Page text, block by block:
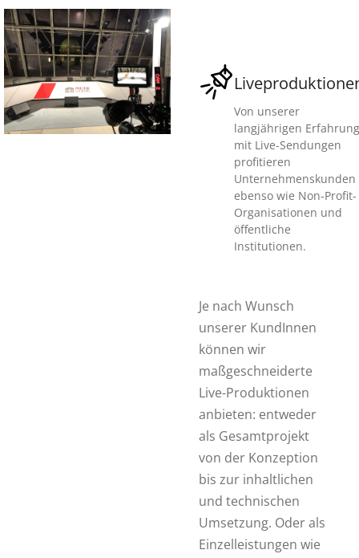
Von unserer
langjährigen Erfahrung
mit Live-Sendungen
profitieren
Unternehmenskunden
ebenso wie Non-Profit-
Organisationen und
öffentliche
Institutionen.
Je nach Wunsch
unserer KundInnen
können wir
maßgeschneiderte
Live-Produktionen
anbieten: entweder
als Gesamtprojekt
von der Konzeption
bis zur inhaltlichen
und technischen
Umsetzung. Oder als
Einzelleistungen wie